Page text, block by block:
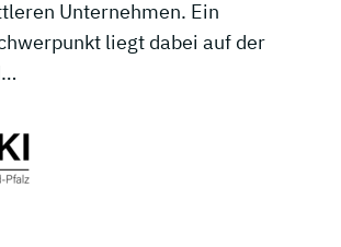
Unternehmen. Ein
liegt dabei auf der